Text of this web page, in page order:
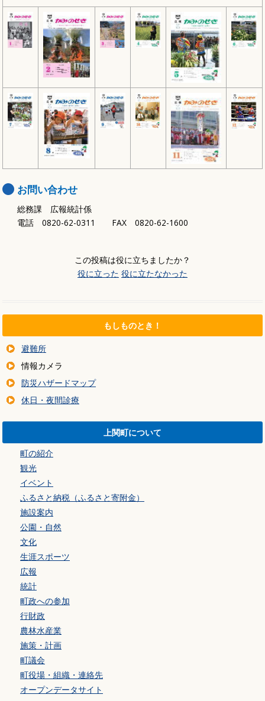
お問い合わせ
総務課 広報統計係
電話 0820-62-0311 FAX 0820-62-1600
この投稿は役に立ちましたか？
役に立った 役に立たなかった
もしものとき！
避難所
情報カメラ
防災ハザードマップ
休日・夜間診療
上関町について
町の紹介
観光
イベント
ふるさと納税（ふるさと寄附金）
施設案内
公園・自然
文化
生涯スポーツ
広報
統計
町政への参加
行財政
農林水産業
施策・計画
町議会
町役場・組織・連絡先
オープンデータサイト